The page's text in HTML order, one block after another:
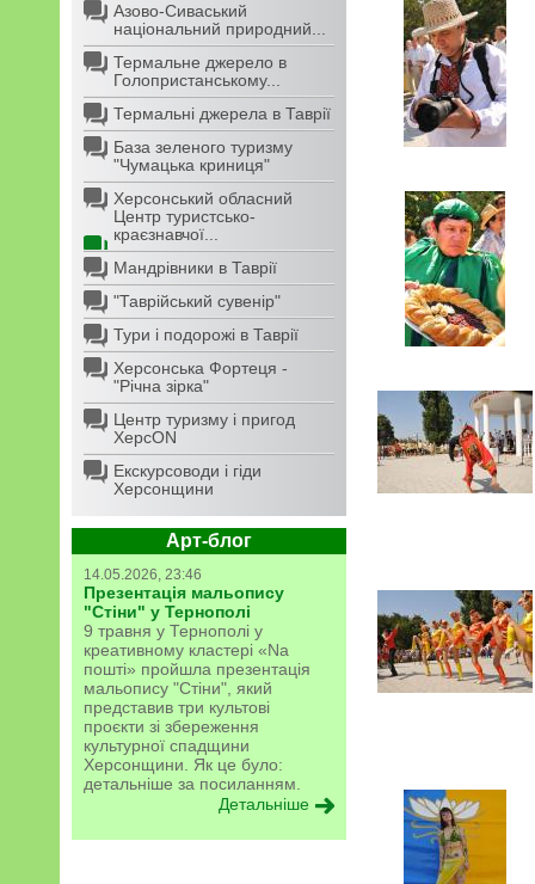
Азово-Сиваський
національний природний...
Термальне джерело в
Голопристанському...
Термальні джерела в Таврії
База зеленого туризму
"Чумацька криниця"
Херсонський обласний
Центр туристсько-
краєзнавчої...
Мандрівники в Таврії
"Таврійський сувенір"
Тури і подорожі в Таврії
Херсонська Фортеця -
"Річна зірка"
Центр туризму і пригод
ХерсON
Екскурсоводи і гіди
Херсонщини
Арт-блог
14.05.2026, 23:46
Презентація мальопису
"Стіни" у Тернополі
9 травня у Тернополі у
креативному кластері «Na
пошті» пройшла презентація
мальопису "Стіни", який
представив три культові
проєкти зі збереження
культурної спадщини
Херсонщини. Як це було:
детальніше за посиланням.
Детальніше